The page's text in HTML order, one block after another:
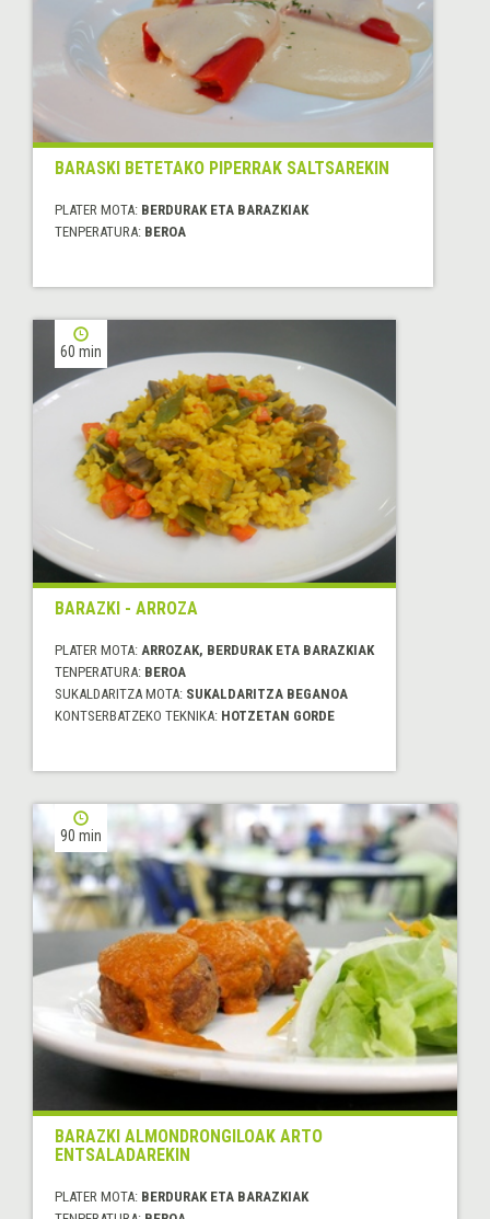
BARASKI BETETAKO PIPERRAK SALTSAREKIN
PLATER MOTA: BERDURAK ETA BARAZKIAK
TENPERATURA: BEROA
60 min
BARAZKI - ARROZA
PLATER MOTA: ARROZAK, BERDURAK ETA BARAZKIAK
TENPERATURA: BEROA
SUKALDARITZA MOTA: SUKALDARITZA BEGANOA
KONTSERBATZEKO TEKNIKA: HOTZETAN GORDE
90 min
BARAZKI ALMONDRONGILOAK ARTO
ENTSALADAREKIN
PLATER MOTA: BERDURAK ETA BARAZKIAK